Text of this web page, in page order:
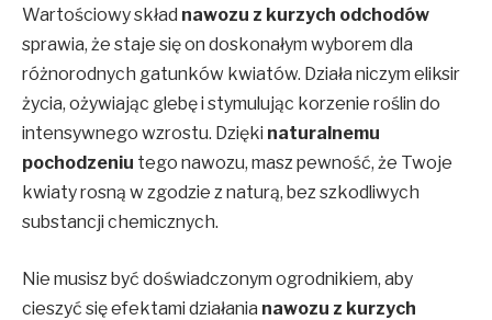
Wartościowy skład nawozu z kurzych odchodów
sprawia, że staje się on doskonałym wyborem dla
różnorodnych gatunków kwiatów. Działa niczym eliksir
życia, ożywiając glebę i stymulując korzenie roślin do
intensywnego wzrostu. Dzięki naturalnemu
pochodzeniu tego nawozu, masz pewność, że Twoje
kwiaty rosną w zgodzie z naturą, bez szkodliwych
substancji chemicznych.
Nie musisz być doświadczonym ogrodnikiem, aby
cieszyć się efektami działania nawozu z kurzych